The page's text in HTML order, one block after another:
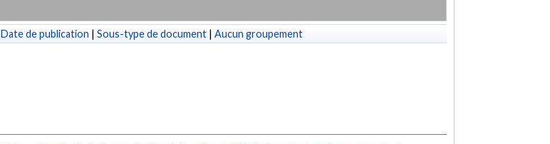
Date de publication | Sous-type de document | Aucun groupement